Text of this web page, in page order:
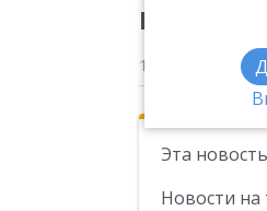
17.11.2025
Эта
Новости на